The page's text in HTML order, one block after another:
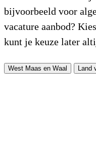
bijvoorbeeld voor
vacature aanbod?
kunt je keuze later
West Maas en Waal Land